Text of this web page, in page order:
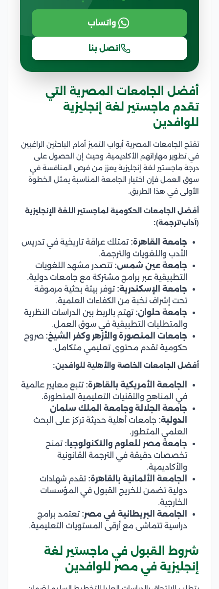
واتساب
اتصل بنا
أفضل الجامعات المصرية التي
تقدم ماجستير لغة إنجليزية
للوافدين
تفتح الجامعات المصرية أبواب التميز أمام الباحثين الراغبين
في تطوير مهاراتهم الأكاديمية، وحيث إن الحصول على
درجة ماجستير لغة إنجليزية يعزز من فرص المنافسة في
سوق العمل فإن اختيار الجامعة المناسبة يمثل الخطوة
الأولى في هذا الطريق.
أفضل الجامعات الحكومية لماجستير اللغة الإنجليزية
(آداب/ترجمة):
جامعة القاهرة: تمتلك عراقة تاريخية في تدريس
الأدب واللغويات والترجمة.
جامعة عين شمس: تتصدر مشهد اللغويات
التطبيقية عبر برامج مشتركة مع جامعات دولية.
جامعة الإسكندرية: توفر بيئة بحثية مرموقة
تحت إشراف نخبة من الكفاءات العلمية.
جامعة حلوان: تهتم بالربط بين الدراسات النظرية
والمتطلبات التطبيقية في سوق العمل.
جامعات المنصورة والأزهر وكفر الشيخ: صروح
حكومية تقدم محتوى تعليمي متكامل.
أفضل الجامعات الخاصة والأهلية للوافدين:
الجامعة الأمريكية بالقاهرة: تتبع معايير عالمية
في المناهج والتقنيات التعليمية المتطورة.
جامعة الجلالة وجامعة الملك سلمان
الدولية: جامعات أهلية حديثة تركز على البحث
العلمي المتطور.
جامعة مصر للعلوم والتكنولوجيا: تمنح
تخصصات دقيقة في الترجمة القانونية
والأكاديمية.
الجامعة الألمانية بالقاهرة: تقدم شهادات
دولية تضمن للخريج القبول في المؤسسات
الخارجية.
الجامعة البريطانية في مصر: تعتمد برامج
دراسية تتماشى مع أرقى المستويات التعليمية.
شروط القبول في ماجستير لغة
إنجليزية في مصر للوافدين